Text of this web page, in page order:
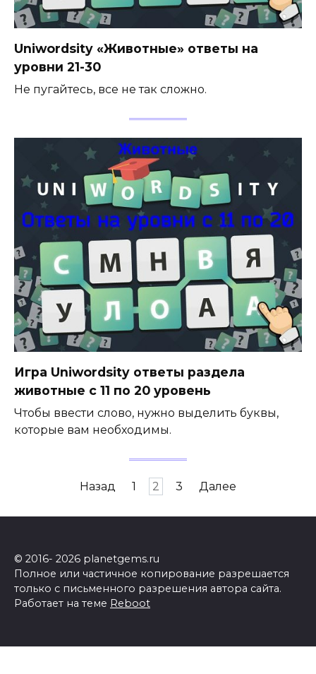
Uniwordsity «Животные» ответы на
уровни 21-30
Не пугайтесь, все не так сложно.
Игра Uniwordsity ответы раздела
животные с 11 по 20 уровень
Чтобы ввести слово, нужно выделить буквы,
которые вам необходимы.
ПагинацияНазад 1 2 3 Далее
© 2016- 2026 planetgems.ru
Полное или частичное копирование разрешается
только с письменного разрешения автора сайта.
Работает на теме Reboot